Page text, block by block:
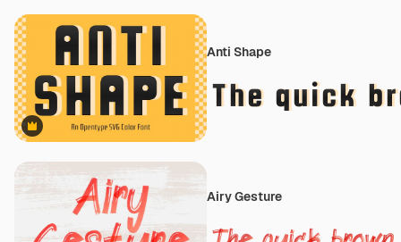
Premium
Anti Shape
Airy Gesture